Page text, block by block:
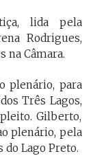
lida pela
Rodrigues,
na Câmara.
plenário, para
Três Lagos,
Gilberto,
plenário, pela
do Lago Preto.